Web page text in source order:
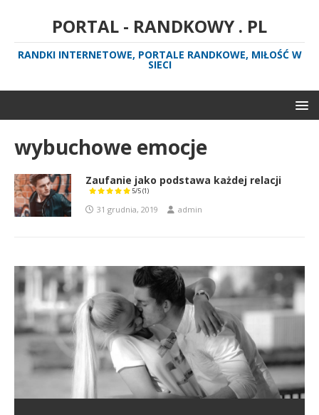
PORTAL - RANDKOWY . PL
RANDKI INTERNETOWE, PORTALE RANDKOWE, MIŁOŚĆ W
SIECI
wybuchowe emocje
Zaufanie jako podstawa każdej relacji
5/5(1)
31 grudnia, 2019 admin